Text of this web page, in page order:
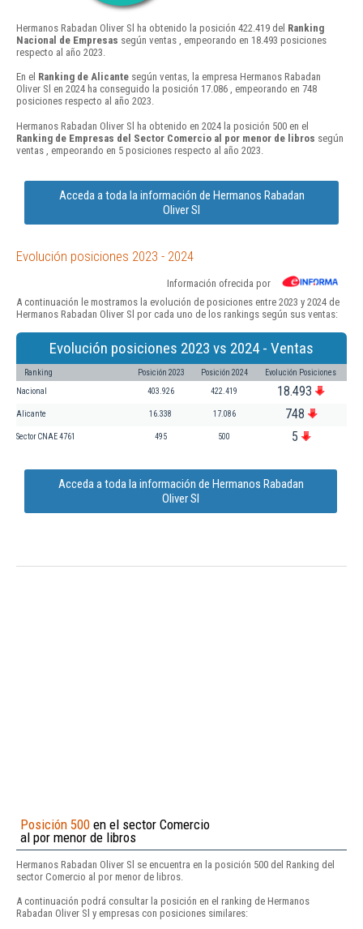
Hermanos Rabadan Oliver Sl ha obtenido la posición 422.419 del Ranking
Nacional de Empresas según ventas , empeorando en 18.493 posiciones
respecto al año 2023.
En el Ranking de Alicante según ventas, la empresa Hermanos Rabadan
Oliver Sl en 2024 ha conseguido la posición 17.086 , empeorando en 748
posiciones respecto al año 2023.
Hermanos Rabadan Oliver Sl ha obtenido en 2024 la posición 500 en el
Ranking de Empresas del Sector Comercio al por menor de libros según
ventas , empeorando en 5 posiciones respecto al año 2023.
Acceda a toda la información de Hermanos Rabadan
Oliver Sl
Evolución posiciones 2023 - 2024
Información ofrecida por
A continuación le mostramos la evolución de posiciones entre 2023 y 2024 de
Hermanos Rabadan Oliver Sl por cada uno de los rankings según sus ventas:
Evolución posiciones 2023 vs 2024 - Ventas
Ranking Posición 2023 Posición 2024 Evolución Posiciones
Nacional 403.926 422.419 18.493
Alicante 16.338 17.086 748
Sector CNAE 4761 495 500 5
Acceda a toda la información de Hermanos Rabadan
Oliver Sl
Posición 500 en el sector Comercio
al por menor de libros
Hermanos Rabadan Oliver Sl se encuentra en la posición 500 del Ranking del
sector Comercio al por menor de libros.
A continuación podrá consultar la posición en el ranking de Hermanos
Rabadan Oliver Sl y empresas con posiciones similares: